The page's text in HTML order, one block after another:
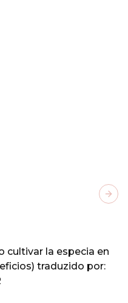
cultivar la especia en
traduzido por: